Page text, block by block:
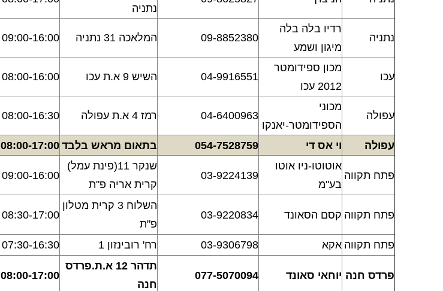
נתניה
נתניה
רדיו בלה בלה
מיגון ושמע
09-8852380 המלאכה 31 נתניה 09:00-16:00
עכו
מכון ספידומטר
2012 עכו
04-9916551 השיש 9 א.ת עכו 08:00-16:00
עפולה
מכוני
הספידומטר-יאנקו
04-6400963 רמז 4 א.ת עפולה 08:00-16:30
עפולה וי אס די 054-7528759 בתאום מראש בלבד 08:00-17:00
פתח תקווה
אוטוטו-ניו אוטו
בע"מ
03-9224139
שנקר 11(פינת עמל)
קרית אריה פ"ת
09:00-16:00
פתח תקווה קסם הסאונד 03-9220834
השלוח 3 קרית מטלון
פ"ת
08:30-17:00
פתח תקווה אקא 03-9306798 רח' רובינזון 1 07:30-16:30
פרדס חנה יוחאי סאונד 077-5070094
תדהר 12 א.ת.פרדס
חנה
08:00-17:00